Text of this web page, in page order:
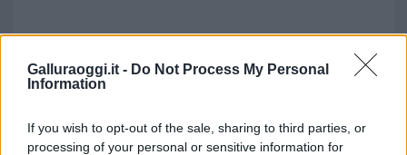
Galluraoggi.it - Do Not Process My Personal
Information
If you wish to opt-out of the sale, sharing to third parties, or
processing of your personal or sensitive information for